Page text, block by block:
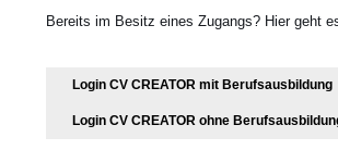
Bereits im Besitz eines Zugangs? Hier geht
Login CV CREATOR mit Berufsausbildung
Login CV CREATOR ohne